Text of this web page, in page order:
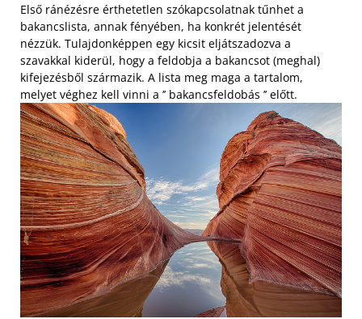
Első ránézésre érthetetlen szókapcsolatnak tűnhet a
bakancslista, annak fényében, ha konkrét jelentését
nézzük. Tulajdonképpen egy kicsit eljátszadozva a
szavakkal kiderül, hogy a feldobja a bakancsot (meghal)
kifejezésből származik. A lista meg maga a tartalom,
melyet véghez kell vinni a ’’ bakancsfeldobás ’’ előtt.